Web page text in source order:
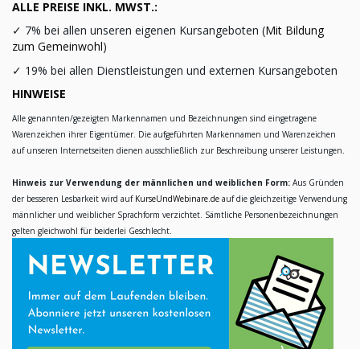
ALLE PREISE INKL. MWST.:
✓ 7% bei allen unseren eigenen Kursangeboten (Mit Bildung
zum Gemeinwohl)
✓ 19% bei allen Dienstleistungen und externen Kursangeboten
HINWEISE
Alle genannten/gezeigten Markennamen und Bezeichnungen sind eingetragene
Warenzeichen ihrer Eigentümer. Die aufgeführten Markennamen und Warenzeichen
auf unseren Internetseiten dienen ausschließlich zur Beschreibung unserer Leistungen.
Hinweis zur Verwendung der männlichen und weiblichen Form: Aus Gründen
der besseren Lesbarkeit wird auf KurseUndWebinare.de auf die gleichzeitige Verwendung
männlicher und weiblicher Sprachform verzichtet. Sämtliche Personenbezeichnungen
gelten gleichwohl für beiderlei Geschlecht.